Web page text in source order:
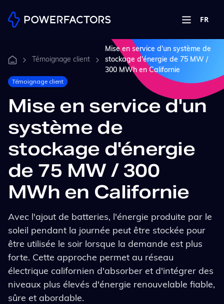
FR
Témoignage client
Mise en service d'un système de
stockage d'énergie de 75 MW /
300 MWh en Californie
Témoignage client
Mise en service d'un
système de
stockage d'énergie
de 75 MW / 300
MWh en Californie
Avec l'ajout de batteries, l'énergie produite par le
soleil pendant la journée peut être stockée pour
être utilisée le soir lorsque la demande est plus
forte. Cette approche permet au réseau
électrique californien d'absorber et d'intégrer des
niveaux plus élevés d'énergie renouvelable fiable,
sûre et abordable.